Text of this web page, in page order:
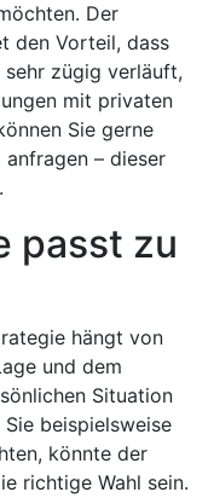
Der
den Vorteil, dass
zügig verläuft,
mit privaten
Sie gerne
– dieser
passt zu
hängt von
und dem
Situation
beispielsweise
könnte der
richtige Wahl sein.